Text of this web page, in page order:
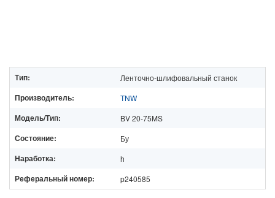
Тип: Ленточно-шлифовальный станок
Производитель: TNW
Модель/Тип: BV 20-75MS
Состояние: Бу
Наработка: h
Реферальный номер: p240585